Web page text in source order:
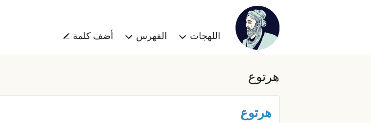
اللهجات الفهرس أضف كلمة
هرتوع
هرتوع